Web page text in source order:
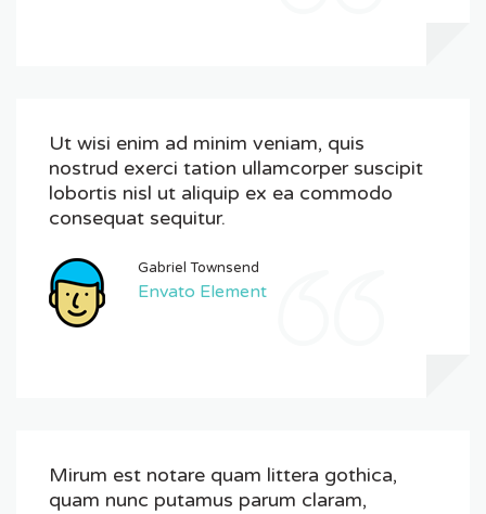
Ut wisi enim ad minim veniam, quis
nostrud exerci tation ullamcorper suscipit
lobortis nisl ut aliquip ex ea commodo
consequat sequitur.
Gabriel Townsend
Envato Element
Mirum est notare quam littera gothica,
quam nunc putamus parum claram,